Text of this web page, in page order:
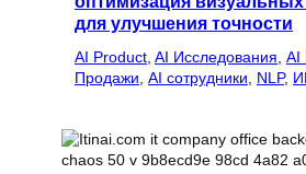
для улучшения точности
AI Product AI Исследования AI
Продажи AI сотрудники NLP,